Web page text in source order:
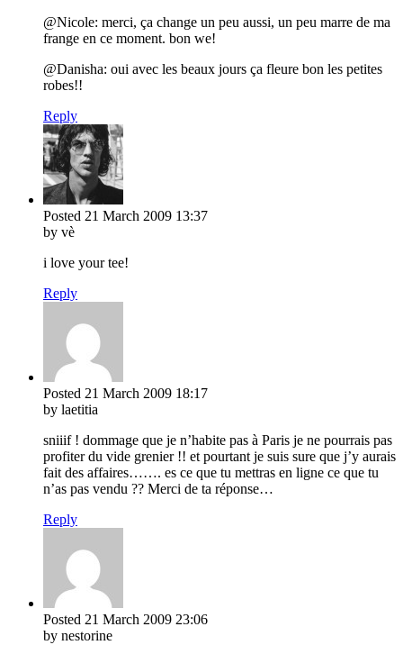
@Nicole: merci, ça change un peu aussi, un peu marre de ma
frange en ce moment. bon we!
@Danisha: oui avec les beaux jours ça fleure bon les petites
robes!!
Reply
Posted 21 March 2009 13:37
by vè
i love your tee!
Reply
Posted 21 March 2009 18:17
by laetitia
sniiif ! dommage que je n’habite pas à Paris je ne pourrais pas
profiter du vide grenier !! et pourtant je suis sure que j’y aurais
fait des affaires……. es ce que tu mettras en ligne ce que tu
n’as pas vendu ?? Merci de ta réponse…
Reply
Posted 21 March 2009 23:06
by nestorine